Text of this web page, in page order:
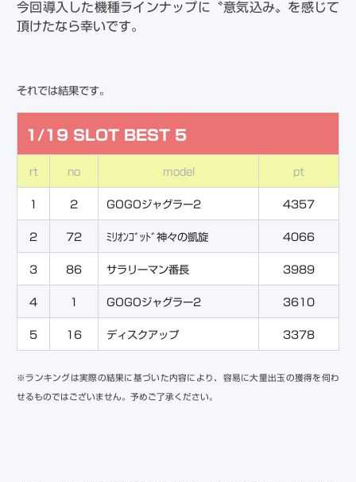
今回導入した機種ラインナップに〝意気込み〟を感じて
頂けたなら幸いです。
それでは結果です。
1/19 SLOT BEST 5
rt no model pt
1 2 GOGOジャグラー2 4357
2 72 ﾐﾘｵﾝｺﾞｯﾄﾞ神々の凱旋 4066
3 86 サラリーマン番長 3989
4 1 GOGOジャグラー2 3610
5 16 ディスクアップ 3378
※ランキングは実際の結果に基づいた内容により、容易に大量出玉の獲得を伺わ
せるものではございません。予めご了承ください。